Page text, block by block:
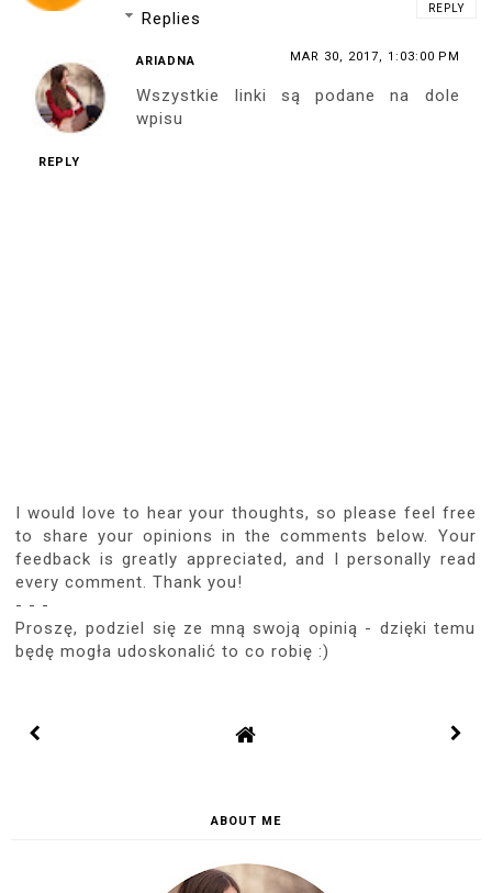
REPLY
Replies
ARIADNA MAR 30, 2017, 1:03:00 PM
Wszystkie linki są podane na dole
wpisu
REPLY
I would love to hear your thoughts, so please feel free
to share your opinions in the comments below. Your
feedback is greatly appreciated, and I personally read
every comment. Thank you!
- - -
Proszę, podziel się ze mną swoją opinią - dzięki temu
będę mogła udoskonalić to co robię :)
ABOUT ME